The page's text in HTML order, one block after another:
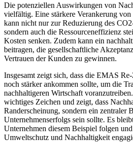
Die potenziellen Auswirkungen von
vielfältig. Eine stärkere Verankerung
kann nicht nur zur Reduzierung des
sondern auch die Ressourceneffizienz
Kosten senken. Zudem kann ein
beitragen, die gesellschaftliche
Vertrauen der Kunden zu gewinnen.
Insgesamt zeigt sich, dass die EMAS
noch stärker ankommen sollte, um die
nachhaltigeren Wirtschaft
wichtiges Zeichen und zeigt, dass
Randerscheinung, sondern ein zentraler
Unternehmenserfolgs sein sollte. Es
Unternehmen diesem Beispiel folgen
Umweltschutz und Nachhaltigkeit